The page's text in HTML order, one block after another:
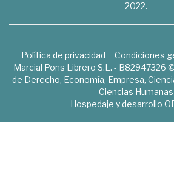
2022.
Política de privacidad Condiciones
Marcial Pons Librero S.L. - B82947326
de Derecho, Economía, Empresa,
Ciencias Humanas
Hospedaje y desarrollo